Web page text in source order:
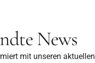
News
mit unseren aktuellen